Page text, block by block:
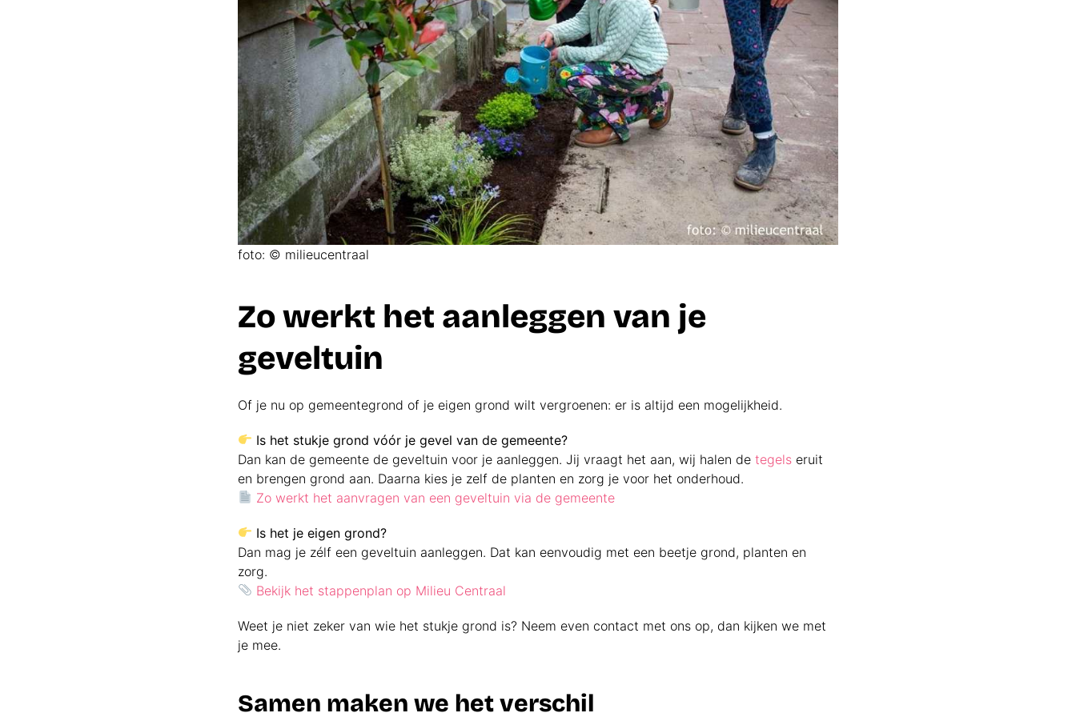
foto: © milieucentraal
Zo werkt het aanleggen van je
geveltuin
Of je nu op gemeentegrond of je eigen grond wilt vergroenen: er is altijd een mogelijkheid.
Is het stukje grond vóór je gevel van de gemeente?
Dan kan de gemeente de geveltuin voor je aanleggen. Jij vraagt het aan, wij halen de tegels eruit
en brengen grond aan. Daarna kies je zelf de planten en zorg je voor het onderhoud.
Zo werkt het aanvragen van een geveltuin via de gemeente
Is het je eigen grond?
Dan mag je zélf een geveltuin aanleggen. Dat kan eenvoudig met een beetje grond, planten en
zorg.
Bekijk het stappenplan op Milieu Centraal
Weet je niet zeker van wie het stukje grond is? Neem even contact met ons op, dan kijken we met
je mee.
Samen maken we het verschil